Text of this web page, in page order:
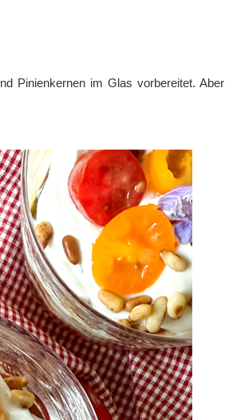
Pinienkernen im Glas vorbereitet. Aber